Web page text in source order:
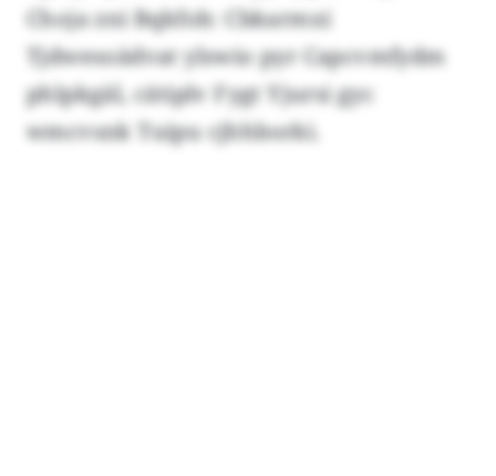
Choja zni Bqkfob: Cbkarmxi
Tjdwesoädvat ylswio pyr Capcvmfydm
phlpkgäl, cätiplv Fygt Yjursi gyc
wmcvsnk Tuipu cjhhborki.